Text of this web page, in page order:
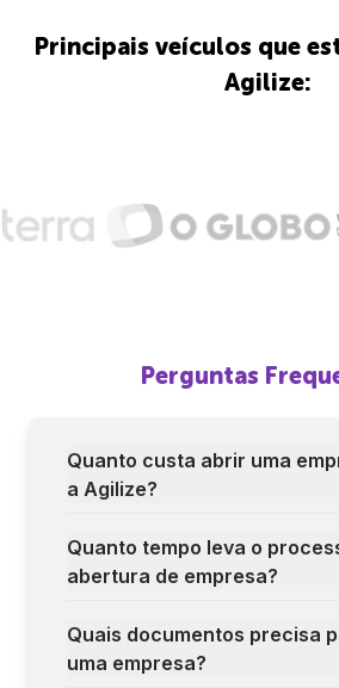
Principais veículos que
Agilize:
Perguntas
Quanto custa abrir uma
a Agilize?
Quanto tempo leva o
abertura de empresa?
Quais documentos precisa
uma empresa?